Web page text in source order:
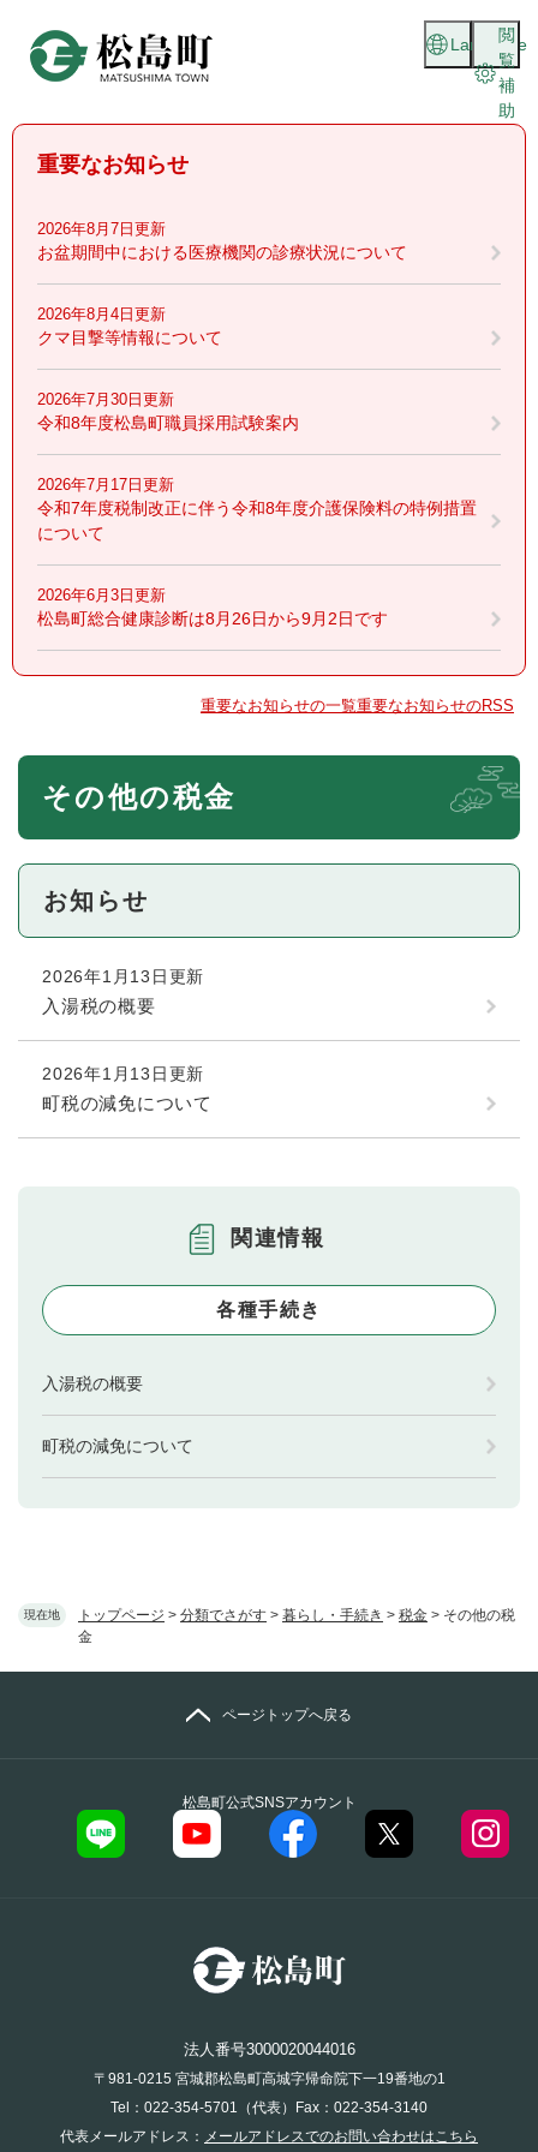
頭
閲
覧
補
助
Language
現在地 トップページ > 分類でさがす > 暮らし・手続き > 税金 > その他の税
金
重要なお知らせ
2026年8月7日更新
お盆期間中における医療機関の診療状況について
2026年8月4日更新
クマ目撃等情報について
2026年7月30日更新
令和8年度松島町職員採用試験案内
2026年7月17日更新
令和7年度税制改正に伴う令和8年度介護保険料の特例措置
について
2026年6月3日更新
松島町総合健康診断は8月26日から9月2日です
重要なお知らせの一覧重要なお知らせのRSS
本
その他の税金
お知らせ
2026年1月13日更新
入湯税の概要
2026年1月13日更新
町税の減免について
関連情報
各種手続き
入湯税の概要
町税の減免について
松島町公式SNSアカウント
ページトップへ戻る
法人番号3000020044016
〒981-0215 宮城郡松島町高城字帰命院下一19番地の1
Tel：022-354-5701（代表）Fax：022-354-3140
代表メールアドレス： メールアドレスでのお問い合わせはこちら